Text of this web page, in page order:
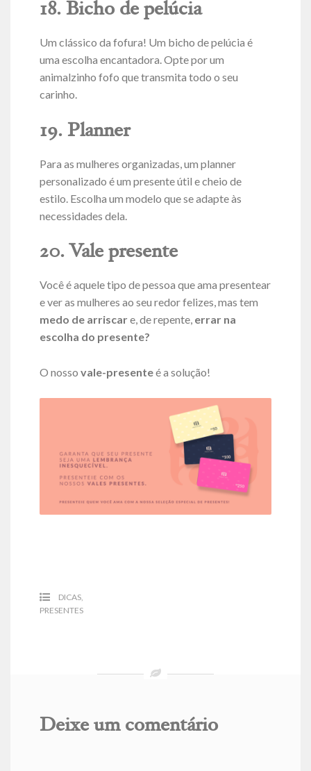
18. Bicho de pelúcia
Um clássico da fofura! Um bicho de pelúcia é
uma escolha encantadora. Opte por um
animalzinho fofo que transmita todo o seu
carinho.
19. Planner
Para as mulheres organizadas, um planner
personalizado é um presente útil e cheio de
estilo. Escolha um modelo que se adapte às
necessidades dela.
20. Vale presente
Você é aquele tipo de pessoa que ama presentear
e ver as mulheres ao seu redor felizes, mas tem
medo de arriscare, de repente, errar na
escolha do presente?
O nosso vale-presenteé a solução!
DICAS,
PRESENTES
Deixe um comentário